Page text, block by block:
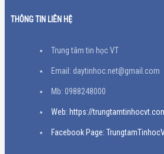
THÔNG TIN LIÊN HỆ
Trung tâm tin học VT
Email: daytinhoc.net@gmail.com
Mb: 0988248000
Web: https://
Facebook Page: